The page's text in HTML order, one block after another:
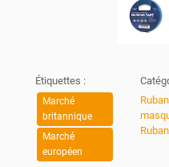
Étiquettes :
Marché
britannique
Marché
européen